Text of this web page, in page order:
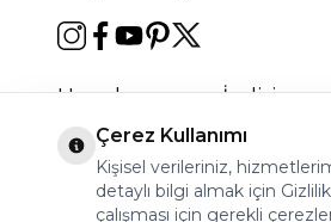
Uygulamamızı İndirin
Çerez Kullanımı
Kişisel verileriniz,
detaylı bilgi almak için
çalışması için gerekli